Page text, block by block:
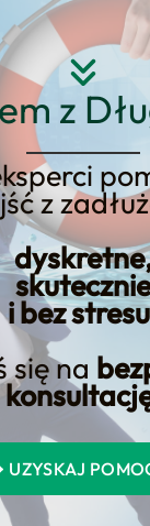
z
z
skutecznie
i bez
się na
UZYSKAJ
zobowiązań
się z ekspertem
że
dla uniknięcia